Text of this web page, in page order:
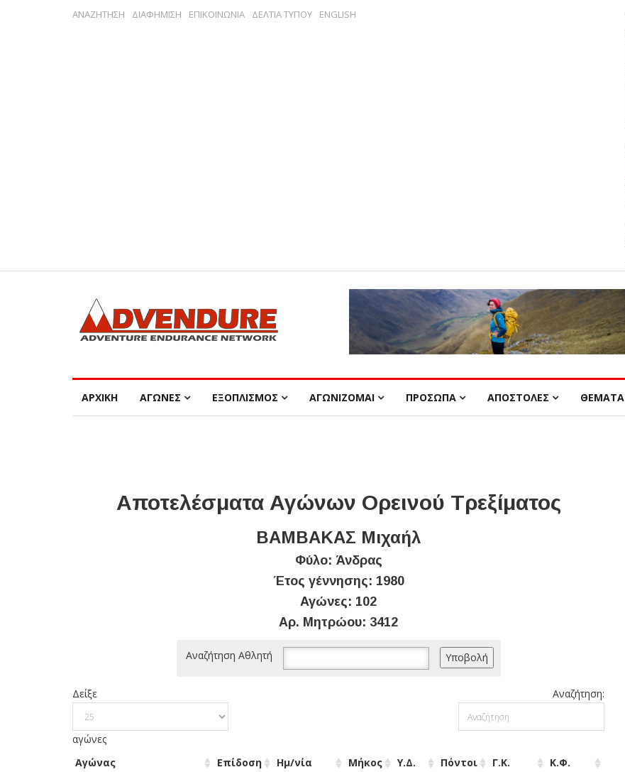
ΑΝΑΖΗΤΗΣΗ ΔΙΑΦΗΜΙΣΗ ΕΠΙΚΟΙΝΩΝΙΑ ΔΕΛΤΙΑ ΤΥΠΟΥ ENGLISH
ΑΡΧΙΚΗ ΑΓΩΝΕΣ ΕΞΟΠΛΙΣΜΟΣ ΑΓΩΝΙΖΟΜΑΙ ΠΡΟΣΩΠΑ ΑΠΟΣΤΟΛΕΣ ΘΕΜΑΤΑ
Αποτελέσματα Αγώνων Ορεινού Τρεξίματος
ΒΑΜΒΑΚΑΣ Μιχαήλ
Φύλο: Άνδρας
Έτος γέννησης: 1980
Αγώνες: 102
Αρ. Μητρώου: 3412
Αναζήτηση Αθλητή
Δείξε
αγώνες
Αναζήτηση:
Αγώνας Επίδοση Ημ/νία Μήκος Υ.Δ. Πόντοι Γ.Κ.
Κ.Φ.